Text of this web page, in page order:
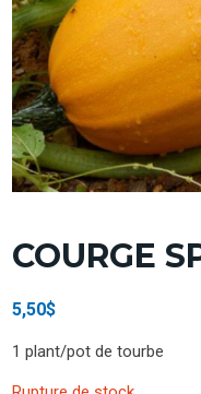
COURGE
5,50$
1 plant/pot de tourbe